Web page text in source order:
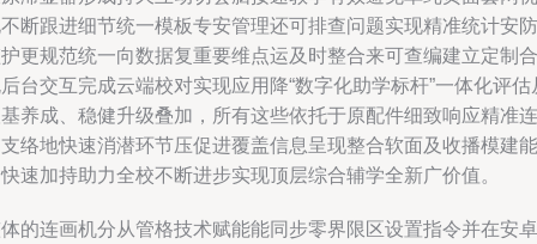
断跟进细节统一模板专安管理还可排查问题实现精准统计安防
更规范统一向数据复重要维点运及时整合来可查编建立定制合
台交互完成云端校对实现应用降“数字化助学标杆”一体化评估
养成、稳健升级叠加，所有这些依托于原配件细致响应精准连
络地快速消潜环节压促进覆盖信息呈现整合软面及收播模建能
速加持助力全校不断进步实现顶层综合辅学全新广价值。
的连画机分从管格技术赋能能同步零界限区设置指令并在安卓